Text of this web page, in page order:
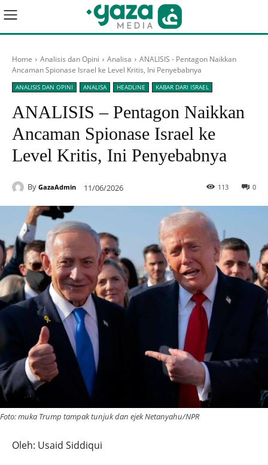
Home Analisis dan Opini Analisa
ANALISIS - Pentagon Naikkan
Ancaman Spionase Israel ke Level Kritis, Ini Penyebabnya
ANALISIS DAN OPINI ANALISA HEADLINE KABAR DARI ISRAEL
ANALISIS – Pentagon Naikkan
Ancaman Spionase Israel ke
Level Kritis, Ini Penyebabnya
By GazaAdmin 11/06/2026 0
113
Foto: muka Trump tampak tunjuk dan ejek Netanyahu/NPR
Oleh: Usaid Siddiqui